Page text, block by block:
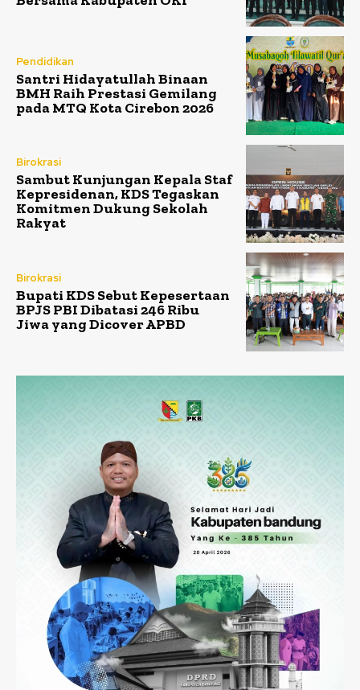
Pendidikan
Santri Hidayatullah Binaan
BMH Raih Prestasi Gemilang
pada MTQ Kota Cirebon 2026
Birokrasi
Sambut Kunjungan Kepala Staf
Kepresidenan, KDS Tegaskan
Komitmen Dukung Sekolah
Rakyat
Birokrasi
Bupati KDS Sebut Kepesertaan
BPJS PBI Dibatasi 246 Ribu
Jiwa yang Dicover APBD